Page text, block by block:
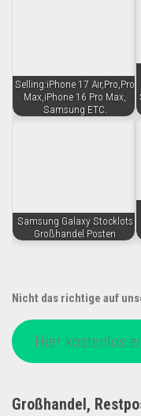
Selling:iPhone 17 Air,Pro,Pro
Max,iPhone 16 Pro Max,
Samsung ETC.
Samsung Galaxy Stocklots
Großhandel Posten
Nicht das richtige auf
Hier kostenlos
Großhandel,